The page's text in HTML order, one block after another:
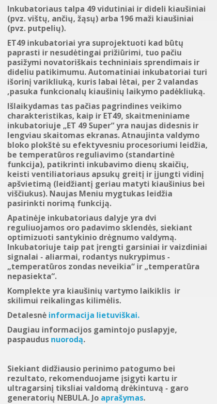
Inkubatoriaus talpa 49 vidutiniai ir dideli kiaušiniai
(pvz. vištų, ančių, žąsų) arba 196 maži kiaušiniai
(pvz. putpelių).
ET49 inkubatoriai yra suprojektuoti kad būtų
paprasti ir nesudėtingai prižiūrimi, tuo pačiu
pasižymi novatoriškais techniniais sprendimais ir
dideliu patikimumu.Automatiniai inkubatoriai turi
išorinį varikliuką, kuris labai lėtai, per 2 valandas
,pasuka funkcionalų kiaušinių laikymo padėkliuką.
Išlaikydamas tas pačias pagrindines veikimo
charakteristikas, kaip ir ET49, skaitmeniniame
inkubatoriuje „ET 49 Super“ yra naujas didesnis ir
lengviau skaitomas ekranas. Atnaujinta valdymo
bloko plokštė su efektyvesniu procesoriumi leidžia,
be temperatūros reguliavimo (standartinė
funkcija), patikrinti inkubavimo dienų skaičių,
keisti ventiliatoriaus apsukų greitį ir įjungti vidinį
apšvietimą (leidžiantį geriau matyti kiaušinius bei
viščiukus). Naujas Meniu mygtukas leidžia
pasirinkti norimą funkciją.
Apatinėje inkubatoriaus dalyje yra dvi
reguliuojamos oro padavimo sklendės, siekiant
optimizuoti santykinio drėgnumo valdymą.
Inkubatoriuje taip pat įrengti garsiniai ir vaizdiniai
signalai - aliarmai, rodantys nukrypimus -
„temperatūros zondas neveikia“ ir „temperatūra
nepasiekta“.
Komplekte yra kiaušinių vartymo laikiklis ir
skilimui reikalingas kilimėlis.
Detalesnė informacija lietuviškai.
Daugiau informacijos gamintojo puslapyje,
paspaudus nuorodą.
Siekiant didžiausio perinimo patogumo bei
rezultato, rekomenduojame įsigyti kartu ir
ultragarsinį tiksliai valdomą drėkintuvą - garo
generatorių NEBULA. Jo aprašymas.